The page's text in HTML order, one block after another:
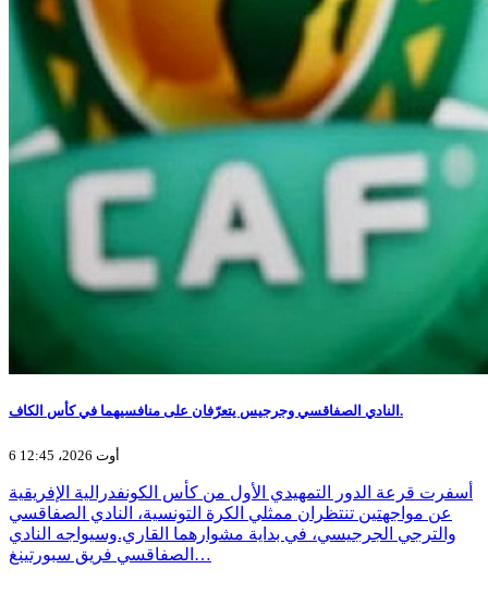
النادي الصفاقسي وجرجيس يتعرّفان على منافسيهما في كأس الكاف.
6 أوت 2026، 12:45
أسفرت قرعة الدور التمهيدي الأول من كأس الكونفدرالية الإفريقية
عن مواجهتين تنتظران ممثلي الكرة التونسية، النادي الصفاقسي
والترجي الجرجيسي، في بداية مشوارهما القاري.وسيواجه النادي
الصفاقسي فريق سبورتينغ…